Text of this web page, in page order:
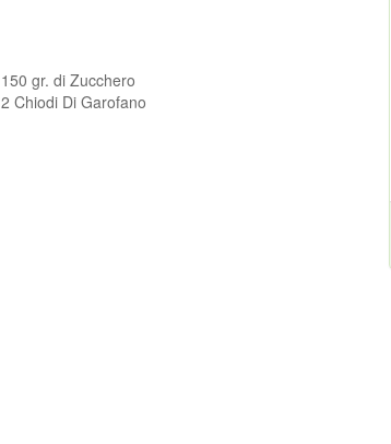
150 gr. di Zucchero
2 Chiodi Di Garofano